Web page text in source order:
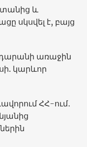
և
սկսվել է, բայց
առաջին
կարևոր
ՀՀ-ում․